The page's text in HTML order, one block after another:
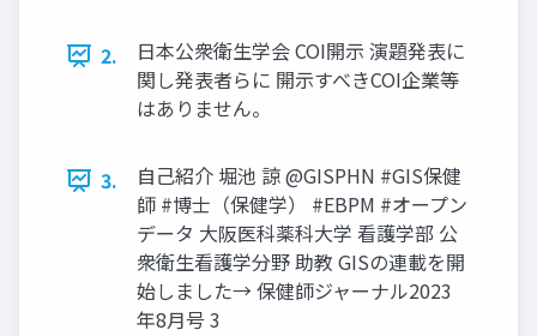
2.
日本公衆衛生学会 COI開示 演題発表に
関し発表者らに 開示すべきCOI企業等
はありません。
3.
自己紹介 堀池 諒 @GISPHN #GIS保健
師 #博士（保健学） #EBPM #オープン
データ 大阪医科薬科大学 看護学部 公
衆衛生看護学分野 助教 GISの連載を開
始しました→ 保健師ジャーナル2023
年8月号 3